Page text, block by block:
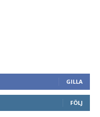
GILLA
FÖLJ